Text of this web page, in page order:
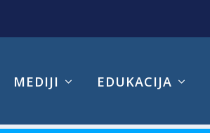
MEDIJI EDUKACIJA